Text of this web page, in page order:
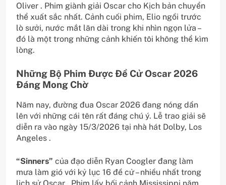
Oliver . Phim giành giải Oscar cho Kịch bản chuyển
thể xuất sắc nhất. Cảnh cuối phim, Elio ngồi trước
lò sưởi, nước mắt lăn dài trong khi nhìn ngọn lửa –
đó là một trong những cảnh khiến tôi không thể kìm
lòng.
Những Bộ Phim Được Đề Cử Oscar 2026
Đáng Mong Chờ
Năm nay, đường đua Oscar 2026 đang nóng dần
lên với những cái tên rất đáng chú ý. Lễ trao giải sẽ
diễn ra vào ngày 15/3/2026 tại nhà hát Dolby, Los
Angeles .
“Sinners” của đạo diễn Ryan Coogler đang làm
mưa làm gió với kỷ lục 16 đề cử – nhiều nhất trong
lịch sử Oscar . Phim lấy bối cảnh Mississippi năm